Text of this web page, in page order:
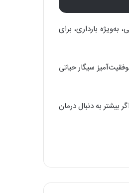
به‌ویژه بارداری، برای
سیگار حیاتی
بیشتر به دنبال درمان